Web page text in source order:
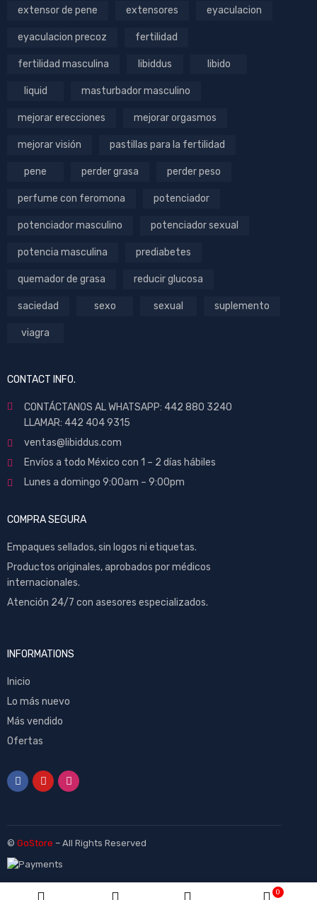
0
extensor de pene extensores eyaculacion
eyaculacion precoz fertilidad
fertilidad masculina libiddus libido
liquid masturbador masculino
mejorar erecciones mejorar orgasmos
mejorar visión pastillas para la fertilidad
pene perder grasa perder peso
perfume con feromona potenciador
potenciador masculino potenciador sexual
potencia masculina prediabetes
quemador de grasa reducir glucosa
saciedad sexo sexual suplemento
viagra
CONTACT INFO.
CONTÁCTANOS AL WHATSAPP: 442 880 3240
LLAMAR: 442 404 9315
ventas@libiddus.com
Envíos a todo México con 1 – 2 días hábiles
Lunes a domingo 9:00am – 9:00pm
COMPRA SEGURA
Empaques sellados, sin logos ni etiquetas.
Productos originales, aprobados por médicos
internacionales.
Atención 24/7 con asesores especializados.
INFORMATIONS
Inicio
Lo más nuevo
Más vendido
Ofertas
© GoStore – All Rights Reserved